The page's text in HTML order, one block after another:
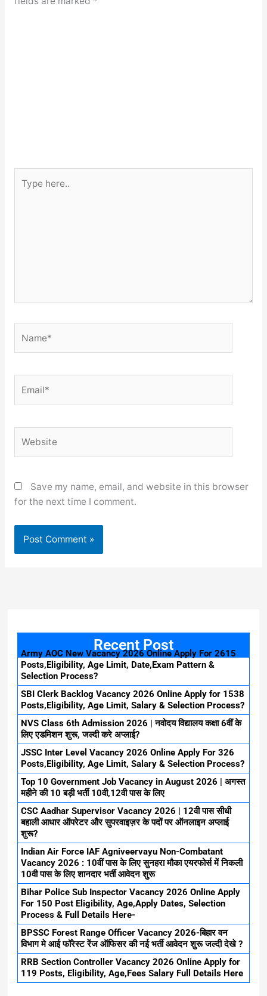
here..
Save my name, email, and website in this browser
for the next time I comment.
Recent Post
Army AOC New Vacancy 2026 Online Apply For 2615
Posts,Eligibility, Age Limit, Date,Exam Pattern &
Selection Process?
SBI Clerk Backlog Vacancy 2026 Online Apply for 1538
Posts,Eligibility, Age Limit, Salary & Selection Process?
NVS Class 6th Admission 2026 | नवोदय विद्यालय कक्षा 6वीं के
लिए एडमिशन शुरू, जल्दी करे अप्लाई?
JSSC Inter Level Vacancy 2026 Online Apply For 326
Posts,Eligibility, Age Limit, Salary & Selection Process?
Top 10 Government Job Vacancy in August 2026 | अगस्त
महीने की 10 बड़ी भर्ती 10वी,12वी पास के लिए
CSC Aadhar Supervisor Vacancy 2026 | 12वी पास सीधी
बहाली आधार ऑपरेटर और सुपरवाइज़र के पदों पर ऑनलाइन अप्लाई
शुरू?
Indian Air Force IAF Agniveervayu Non-Combatant
Vacancy 2026 : 10वीं पास के लिए सुनहरा मौका एयरफोर्स में निकली
10वी पास के लिए शानदार भर्ती आवेदन शुरू
Bihar Police Sub Inspector Vacancy 2026 Online Apply
For 150 Post Eligibility, Age,Apply Dates, Selection
Process & Full Details Here-
BPSSC Forest Range Officer Vacancy 2026-बिहार वन
विभाग मे आई फॉरेस्ट रेंज ऑफिसर की नई भर्ती आवेदन शुरू जल्दी देखे ?
RRB Section Controller Vacancy 2026 Online Apply for
119 Posts, Eligibility, Age,Fees Salary Full Details Here